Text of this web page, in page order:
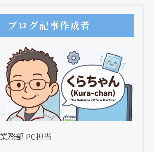
ブログ記事作成者
業務部 PC担当